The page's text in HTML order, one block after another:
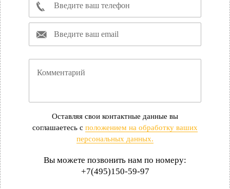
Оставляя свои контактные данные вы
соглашаетесь с положением на обработку ваших
персональных данных.
Вы можете позвонить нам по номеру:
+7(495)150-59-97